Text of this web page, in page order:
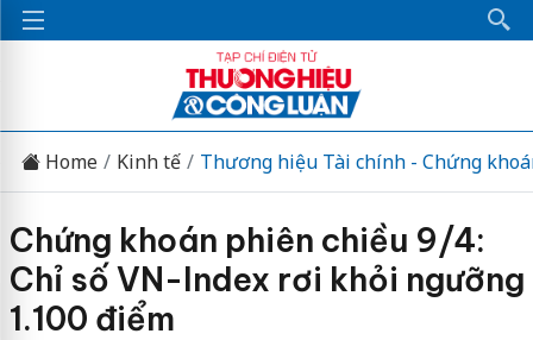
Home Kinh tế Thương hiệu Tài chính - Chứng
Chứng khoán phiên chiều 9/4:
Chỉ số VN-Index rơi khỏi ngưỡng
1.100 điểm